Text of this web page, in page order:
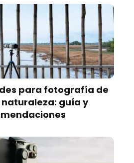
para fotografía de
guía y